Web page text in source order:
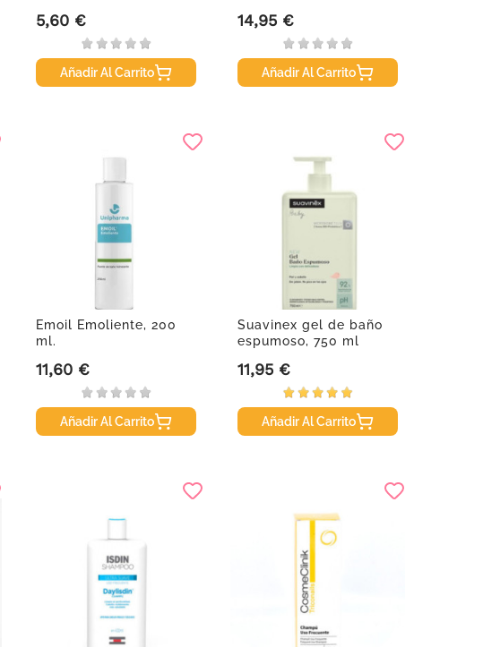
Precio
5,60 €
Añadir Al Carrito
Precio
14,95 €
Añadir Al Carrito
Emoil Emoliente, 200
ml.
Precio
11,60 €
Añadir Al Carrito
Suavinex gel de baño
espumoso, 750 ml
Precio
11,95 €
Añadir Al Carrito